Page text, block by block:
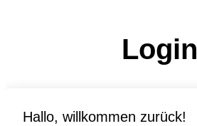
Login
Hallo, willkommen zurück!